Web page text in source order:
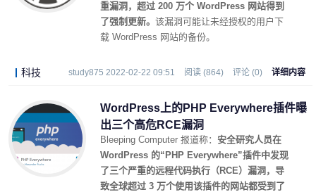
重漏洞，超过 200 万个 WordPress 网站得到
了强制更新。 该漏洞可能让未经授权的用户下
载 WordPress 网站的备份。
科技 study875 2022-02-22 09:51 阅读 (864) 评论 (0) 详细内容
WordPress上的PHP Everywhere插件曝
出三个高危RCE漏洞
Bleeping Computer 报道称： 安全研究人员在
WordPress 的“PHP Everywhere”插件中发现
了三个严重的远程代码执行（RCE）漏洞，导
致全球超过 3 万个使用该插件的网站都受到了